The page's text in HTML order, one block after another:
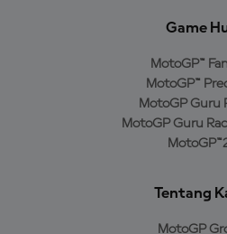
Game
MotoGP™
MotoGP™
MotoGP Guru
MotoGP Guru
Tentang
MotoGP